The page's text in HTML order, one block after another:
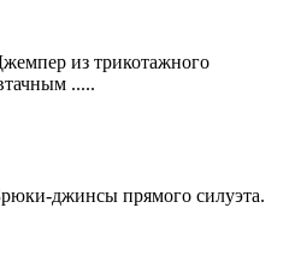
из трикотажного
.....
джинсы прямого силуэта.